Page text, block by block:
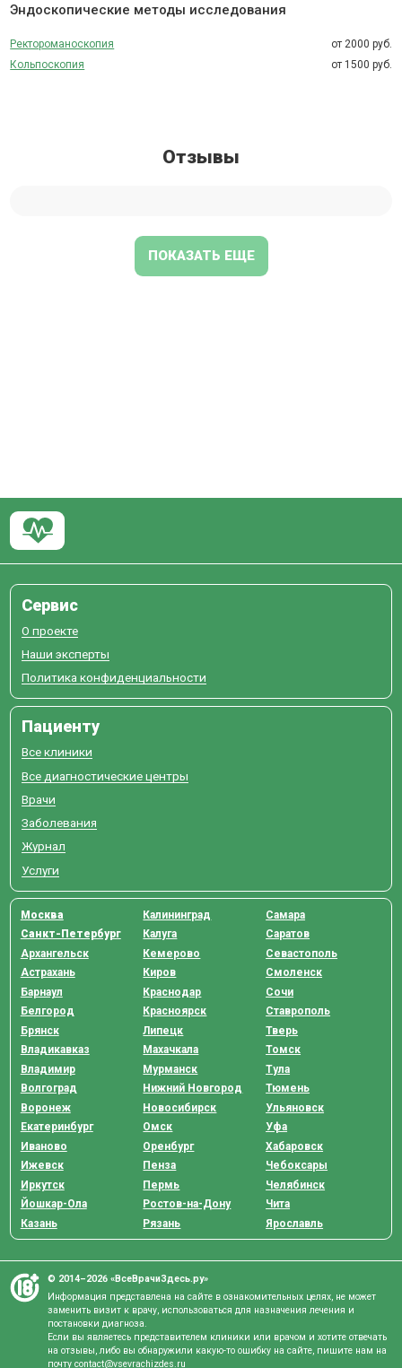
Эндоскопические методы исследования
Ректороманоскопия
от 2000 руб.
Кольпоскопия
от 1500 руб.
Отзывы
ПОКАЗАТЬ ЕЩЕ
Сервис
О проекте
Наши эксперты
Политика конфиденциальности
Пациенту
Все клиники
Все диагностические центры
Врачи
Заболевания
Журнал
Услуги
Москва
Санкт-Петербург
Архангельск
Астрахань
Барнаул
Белгород
Брянск
Владикавказ
Владимир
Волгоград
Воронеж
Екатеринбург
Иваново
Ижевск
Иркутск
Йошкар-Ола
Казань
Калининград
Калуга
Кемерово
Киров
Краснодар
Красноярск
Липецк
Махачкала
Мурманск
Нижний Новгород
Новосибирск
Омск
Оренбург
Пенза
Пермь
Ростов-на-Дону
Рязань
Самара
Саратов
Севастополь
Смоленск
Сочи
Ставрополь
Тверь
Томск
Тула
Тюмень
Ульяновск
Уфа
Хабаровск
Чебоксары
Челябинск
Чита
Ярославль
© 2014–2026 «ВсеВрачиЗдесь.ру»
Информация представлена на сайте в ознакомительных целях, не может
заменить визит к врачу, использоваться для назначения лечения и
постановки диагноза.
Если вы являетесь представителем клиники или врачом и хотите отвечать
на отзывы, либо вы обнаружили какую-то ошибку на сайте, пишите нам на
почтуcontact@vsevrachizdes.ru